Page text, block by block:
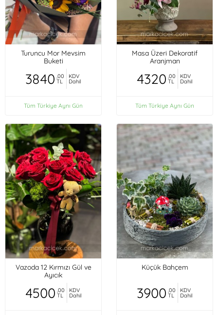
Turuncu Mor Mevsim
Buketi
3840 ,00
TL
KDV
Dahil
Tüm Türkiye Aynı Gün
Masa Üzeri Dekoratif
Aranjman
4320 ,00
TL
KDV
Dahil
Tüm Türkiye Aynı Gün
Vazoda 12 Kırmızı Gül ve
Ayıcık
4500 ,00
TL
KDV
Dahil
Küçük Bahçem
3900 ,00
TL
KDV
Dahil